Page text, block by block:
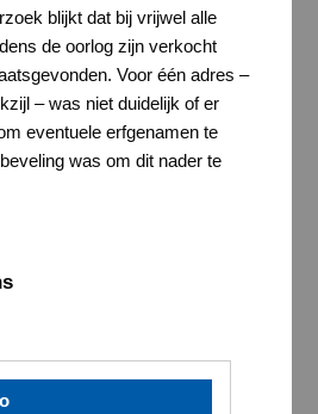
blijkt dat bij vrijwel alle
de oorlog zijn verkocht
Voor één adres –
– was niet duidelijk of er
eventuele erfgenamen te
was om dit nader te